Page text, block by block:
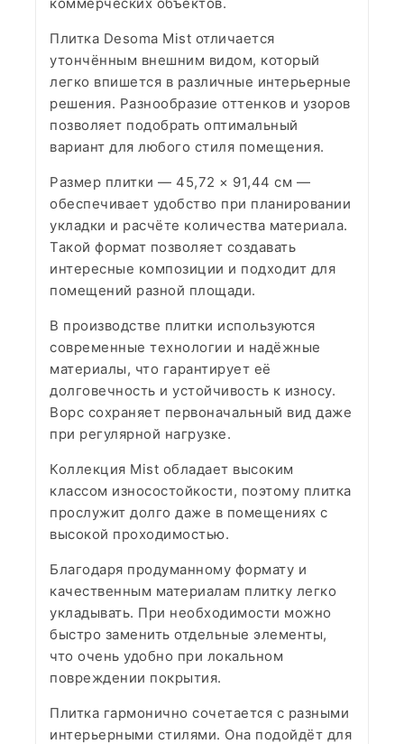
Плитка Desoma Mist отличается
утончённым внешним видом, который
легко впишется в различные интерьерные
решения. Разнообразие оттенков и узоров
позволяет подобрать оптимальный
вариант для любого стиля помещения.
Размер плитки — 45,72 × 91,44 см —
обеспечивает удобство при планировании
укладки и расчёте количества материала.
Такой формат позволяет создавать
интересные композиции и подходит для
помещений разной площади.
В производстве плитки используются
современные технологии и надёжные
материалы, что гарантирует её
долговечность и устойчивость к износу.
Ворс сохраняет первоначальный вид даже
при регулярной нагрузке.
Коллекция Mist обладает высоким
классом износостойкости, поэтому плитка
прослужит долго даже в помещениях с
высокой проходимостью.
Благодаря продуманному формату и
качественным материалам плитку легко
укладывать. При необходимости можно
быстро заменить отдельные элементы,
что очень удобно при локальном
повреждении покрытия.
Плитка гармонично сочетается с разными
интерьерными стилями. Она подойдёт для